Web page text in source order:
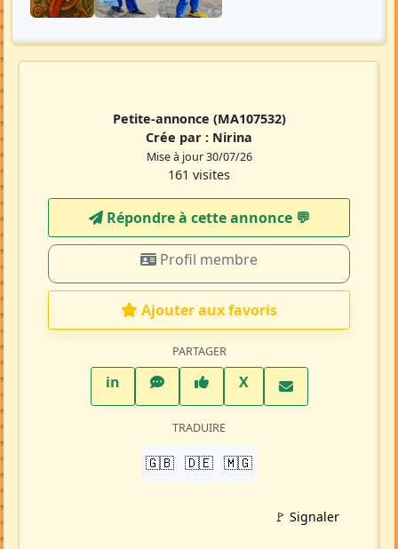
Petite-annonce (MA107532)
Crée par : Nirina
Mise à jour 30/07/26
161 visites
Répondre à cette annonce 💬​
Profil membre
Ajouter aux favoris
PARTAGER
inLinkedInWhatsAppFacebook
XTwitter X
TRADUIRE
🇬🇧 🇩🇪 🇲🇬
🚩 Signaler